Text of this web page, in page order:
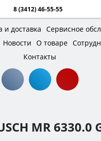
8 (3412) 46-55-55
и доставка Сервисное
Новости О товаре
Контакты
MR 6330.0